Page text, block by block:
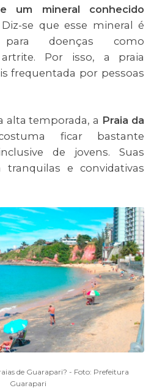
um mineral conhecido
se que esse mineral é
para doenças como
Por isso, a praia
frequentada por pessoas
alta temporada, a Praia da
ficar bastante
de jovens. Suas
e convidativas
de Guarapari? - Foto: Prefeitura
Guarapari